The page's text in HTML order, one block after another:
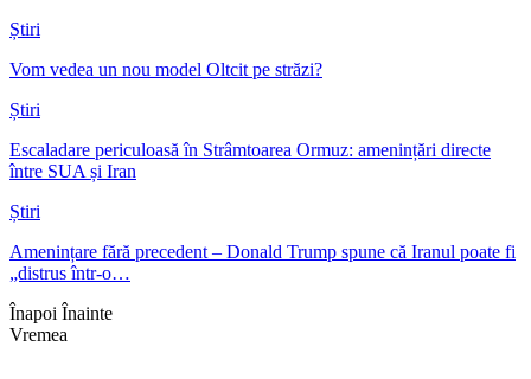
Știri
Vom vedea un nou model Oltcit pe străzi?
Știri
Escaladare periculoasă în Strâmtoarea Ormuz: amenințări directe
între SUA și Iran
Știri
Amenințare fără precedent – Donald Trump spune că Iranul poate fi
„distrus într-o…
Înapoi Înainte
Vremea